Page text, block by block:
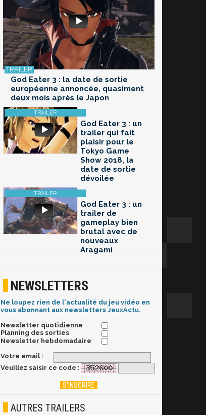
God Eater 3 : la date de sortie
européenne annoncée, quasiment
deux mois après le Japon
God Eater 3 : un
trailer qui fait
plaisir pour le
Tokyo Game
Show 2018, la
date de sortie
dévoilée
God Eater 3 : un
trailer de
gameplay bien
brutal avec de
nouveaux
Aragami
NEWSLETTERS
Ne loupez rien de l'actualité du jeu vidéo en
vous abonnant aux newsletters JeuxActu.
Newsletter quotidienne
Planning des sorties
Newsletter hebdomadaire
Votre email :
Veuillez saisir ce code :
AUTRES TRAILERS